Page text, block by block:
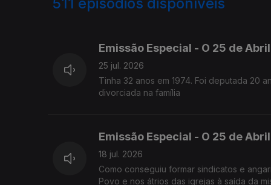
Emissão Especial - O 25 de
25 jul. 2026
Tinha 32 anos em 1974. Foi deputada 20
divorciada na família
Emissão Especial - O 25 de
18 jul. 2026
Como conseguiu formar sindicatos e
Povo e nos átrios das igrejas à saída da